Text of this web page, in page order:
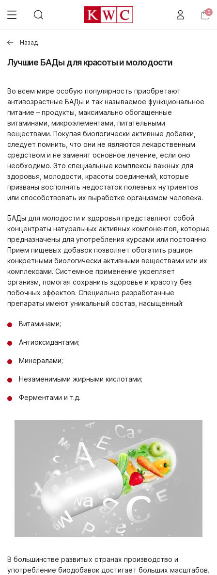
0
Назад
Лучшие БАДы для красоты и молодости
Во всем мире особую популярность приобретают
антивозрастные БАДы и так называемое функциональное
питание – продукты, максимально обогащенные
витаминами, микроэлементами, питательными
веществами. Покупая биологически активные добавки,
следует помнить, что они не являются лекарственным
средством и не заменят основное лечение, если оно
необходимо. Это специальные комплексы важных для
здоровья, молодости, красоты соединений, которые
призваны восполнять недостаток полезных нутриентов
или способствовать их выработке организмом человека.
БАДы для молодости и здоровья представляют собой
концентраты натуральных активных компонентов, которые
предназначены для употребления курсами или постоянно.
Прием пищевых добавок позволяет обогатить рацион
конкретными биологически активными веществами или их
комплексами. Системное применение укрепляет
организм, помогая сохранить здоровье и красоту без
побочных эффектов. Специально разработанные
препараты имеют уникальный состав, насыщенный:
Витаминами;
Антиоксидантами;
Минералами;
Незаменимыми жирными кислотами;
Ферментами и т.д.
В большинстве развитых странах производство и
употребление биодобавок достигает больших масштабов.